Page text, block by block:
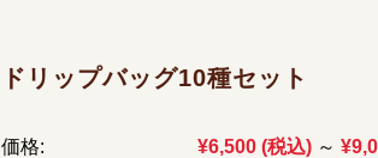
ドリップバッグ10種セット
価格: ¥6,500 (税込) ～